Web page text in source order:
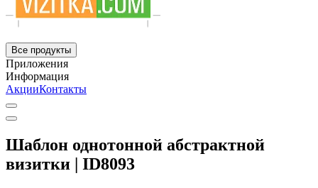
Все продукты
Приложения
Информация
АкцииКонтакты
Шаблон однотонной абстрактной
визитки | ID8093